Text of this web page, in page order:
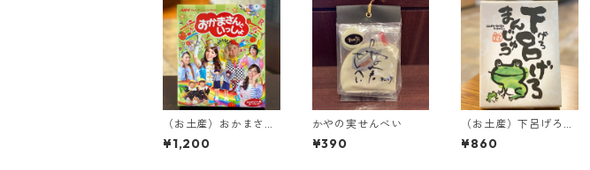
（お土産）おかまさん
といっしょ【16枚入
り】＜当館限定＞
¥1,200
かやの実せんべい
¥390
（お土産）下呂げろま
んじゅう【12個入り】
＜下呂限定＞
¥860